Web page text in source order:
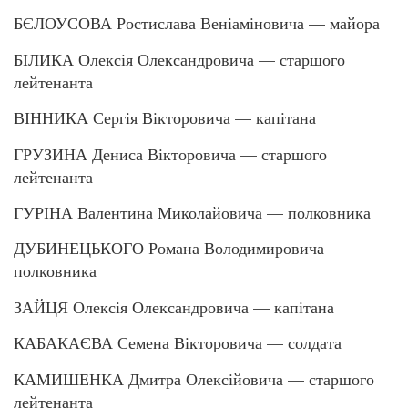
БЄЛОУСОВА Ростислава Веніаміновича — майора
БІЛИКА Олексія Олександровича — старшого
лейтенанта
ВІННИКА Сергія Вікторовича — капітана
ГРУЗИНА Дениса Вікторовича — старшого
лейтенанта
ГУРІНА Валентина Миколайовича — полковника
ДУБИНЕЦЬКОГО Романа Володимировича —
полковника
ЗАЙЦЯ Олексія Олександровича — капітана
КАБАКАЄВА Семена Вікторовича — солдата
КАМИШЕНКА Дмитра Олексійовича — старшого
лейтенанта